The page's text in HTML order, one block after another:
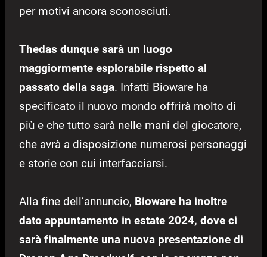
per motivi ancora sconosciuti.
Thedas dunque sarà un luogo
maggiormente esplorabile rispetto al
passato della saga. Infatti Bioware ha
specificato il nuovo mondo offrirà molto di
più e che tutto sarà nelle mani del giocatore,
che avrà a disposizione numerosi personaggi
e storie con cui interfacciarsi.
Alla fine dell’annuncio, Bioware ha inoltre
dato appuntamento in estate 2024, dove ci
sarà finalmente una nuova presentazione di